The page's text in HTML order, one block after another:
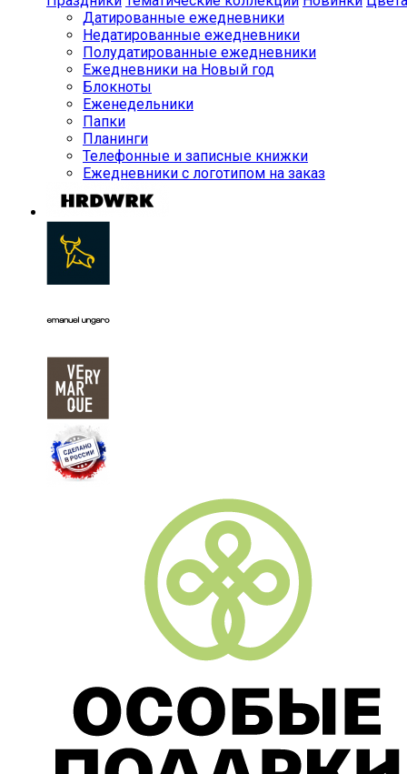
Датированные ежедневники
Недатированные ежедневники
Полудатированные ежедневники
Ежедневники на Новый год
Блокноты
Еженедельники
Папки
Планинги
Телефонные и записные книжки
Ежедневники с логотипом на заказ